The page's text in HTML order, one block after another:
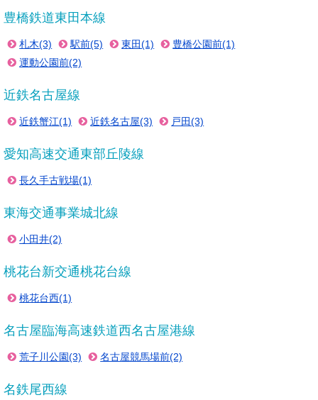
豊橋鉄道東田本線
札木(3) 駅前(5) 東田(1)
豊橋公園前(1)
運動公園前(2)
近鉄名古屋線
近鉄蟹江(1) 近鉄名古屋(3) 戸田(3)
愛知高速交通東部丘陵線
長久手古戦場(1)
東海交通事業城北線
小田井(2)
桃花台新交通桃花台線
桃花台西(1)
名古屋臨海高速鉄道西名古屋港線
荒子川公園(3) 名古屋競馬場前(2)
名鉄尾西線